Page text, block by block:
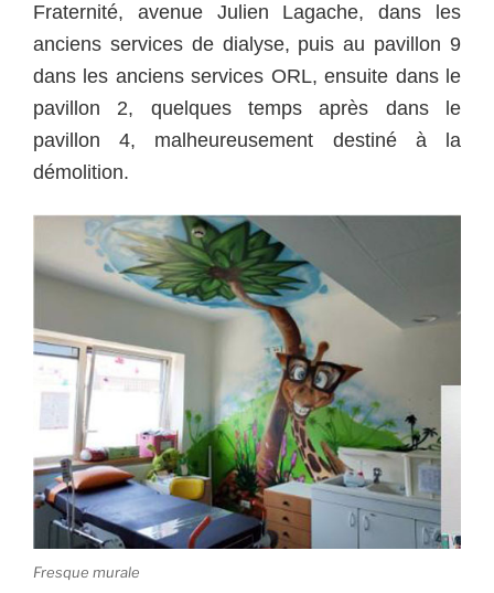
Fraternité, avenue Julien Lagache, dans les
anciens services de dialyse, puis au pavillon 9
dans les anciens services ORL, ensuite dans le
pavillon 2, quelques temps après dans le
pavillon 4, malheureusement destiné à la
démolition.
Fresque murale